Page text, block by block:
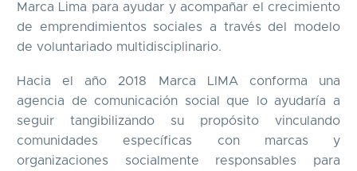
Marca Lima para ayudar y acompañar el crecimiento
de emprendimientos sociales a través del modelo
de voluntariado multidisciplinario.
Hacia el año 2018 Marca LIMA conforma una
agencia de comunicación social que lo ayudaría a
seguir tangibilizando su propósito vinculando
comunidades específicas con marcas y
organizaciones socialmente responsables para